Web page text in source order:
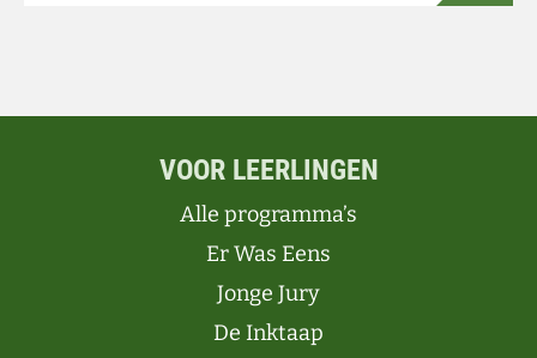
VOOR LEERLINGEN
Alle programma’s
Er Was Eens
Jonge Jury
De Inktaap